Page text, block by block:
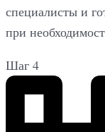
специалисты и
при
Шаг 4